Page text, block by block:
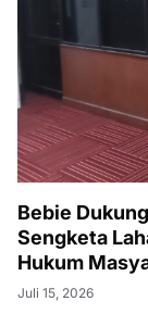
Bebie
Sengketa
Hukum
Juli 15, 2026